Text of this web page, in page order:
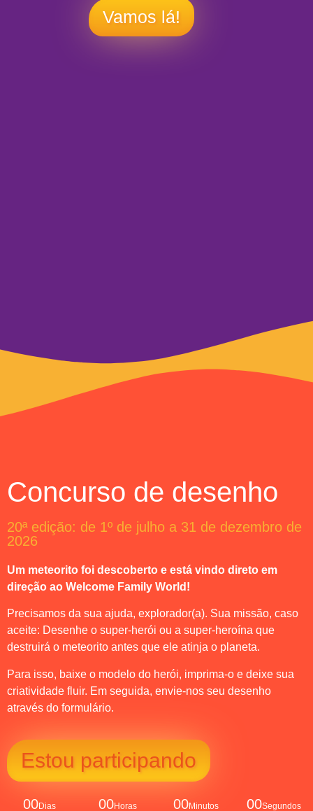
Vamos lá!
00Dias 00Horas 00Minutos 00Segundos
Concurso de desenho
20ª edição: de 1º de julho a 31 de dezembro de
2026
Um meteorito foi descoberto e está vindo direto em
direção ao Welcome Family World!
Precisamos da sua ajuda, explorador(a). Sua missão, caso
aceite: Desenhe o super-herói ou a super-heroína que
destruirá o meteorito antes que ele atinja o planeta.
Para isso, baixe o modelo do herói, imprima-o e deixe sua
criatividade fluir. Em seguida, envie-nos seu desenho
através do formulário.
Estou participando